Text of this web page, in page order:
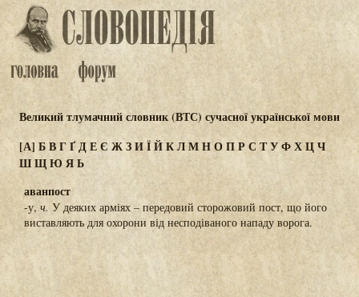
Великий тлумачний словник (ВТС) сучасної української мови
[А] БВГҐДЕЄ ЖЗИЇЙКЛМНОПР СТУФХЦЧ
ШЩЮЯЬ
аванпост
-у, ч. У деяких арміях – передовий сторожовий пост, що його
виставляють для охорони від несподіваного нападу ворога.